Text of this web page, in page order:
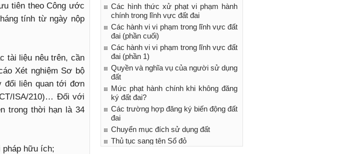
tiên theo Công ước
tính từ ngày nộp
tài liệu nêu trên, cần
Xét nghiệm Sơ bộ
đổi liên quan tới đơn
ISA/210)… Đối với
trong thời hạn là 34
pháp hữu ích;
Các hình thức xử phạt vi phạm hành
chính trong lĩnh vực đất đai
Các hành vi vi phạm trong lĩnh vực đất
đai (phần cuối)
Các hành vi vi phạm trong lĩnh vực đất
đai (phần 1)
Quyền và nghĩa vụ của người sử dụng
đất
Mức phạt hành chính khi không đăng
ký đất đai?
Các trường hợp đăng ký biến động đất
đai
Chuyển mục đích sử dụng đất
Thủ tục sang tên Sổ đỏ